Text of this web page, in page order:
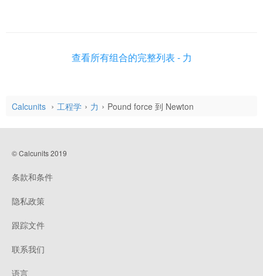
查看所有组合的完整列表 - 力
Calcunits 工程学 力 Pound force 到 Newton
© Calcunits 2019
条款和条件
隐私政策
跟踪文件
联系我们
语言